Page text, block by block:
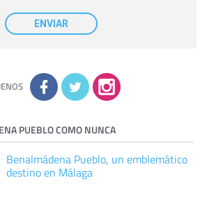
carácter general, sólo el personal de
esté debidamente autorizado podrá
de la información que le pedimos. No se
a terceros.
sobre cómo tratamos sus datos en la
ENVIAR
PUEBLO COMO NUNCA
Benalmádena Pueblo, un emblemático
destino en Málaga